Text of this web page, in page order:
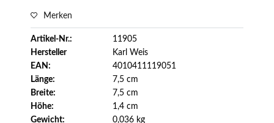
Merken
Artikel-Nr.:
11905
Hersteller
Karl Weis
EAN:
4010411119051
Länge:
7,5 cm
Breite:
7,5 cm
Höhe:
1,4 cm
Gewicht:
0,036 kg